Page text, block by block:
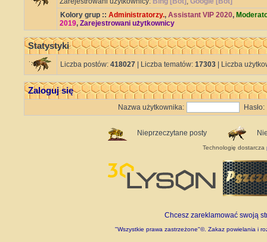
Kolory grup :: Administratorzy., Assistant VIP 2020,
2019, Zarejestrowani użytkownicy
Statystyki
Liczba postów: 418027 | Liczba tematów: 17303 | Liczba
Zaloguj się
Nazwa użytkownika: Hasło:
Nieprzeczytane posty
Technologię dostarcza
Chcesz zareklamować swoją
"Wszystkie prawa zastrzeżone"©. Zakaz powielania i